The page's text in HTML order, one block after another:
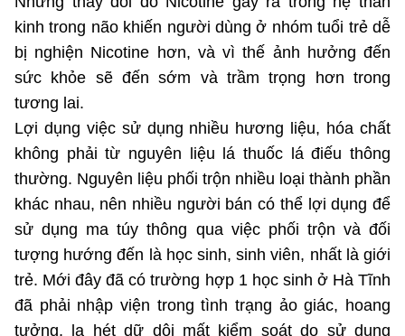
kinh trong não khiến người dùng ở nhóm tuổi trẻ dễ
bị nghiện Nicotine hơn, và vì thế ảnh hưởng đến
sức khỏe sẽ đến sớm và trầm trọng hơn trong
tương lai.
Lợi dụng việc sử dụng nhiều hương liệu, hóa chất
không phải từ nguyên liệu lá thuốc lá điếu thông
thường. Nguyên liệu phối trộn nhiều loại thành phần
khác nhau, nên nhiều người bán có thể lợi dụng để
sử dụng ma túy thông qua việc phối trộn và đối
tượng hướng đến là học sinh, sinh viên, nhất là giới
trẻ. Mới đây đã có trường hợp 1 học sinh ở Hà Tĩnh
đã phải nhập viện trong tình trạng ảo giác, hoang
tưởng, la hét dữ dội mất kiểm soát do sử dụng